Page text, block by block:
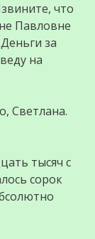
что
Павловне
за
на
Светлана.
тысяч с
сорок